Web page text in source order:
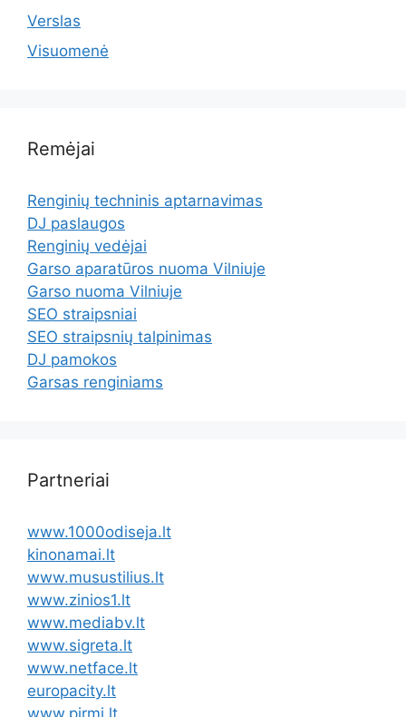
Verslas
Visuomenė
Remėjai
Renginių techninis aptarnavimas
DJ paslaugos
Renginių vedėjai
Garso aparatūros nuoma Vilniuje
Garso nuoma Vilniuje
SEO straipsniai
SEO straipsnių talpinimas
DJ pamokos
Garsas renginiams
Partneriai
www.1000odiseja.lt
kinonamai.lt
www.musustilius.lt
www.zinios1.lt
www.mediabv.lt
www.sigreta.lt
www.netface.lt
europacity.lt
www.pirmi.lt